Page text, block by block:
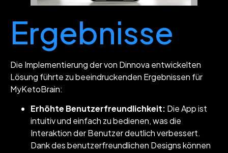
Ergebnisse
Die Implementierung der von Dinnova entwickelten
Lösung führte zu beeindruckenden Ergebnissen für
MyKetoBrain:
Erhöhte Benutzerfreundlichkeit: Die App ist
intuitiv und einfach zu bedienen, was die
Interaktion der Benutzer deutlich verbessert.
Dank des benutzerfreundlichen Designs können